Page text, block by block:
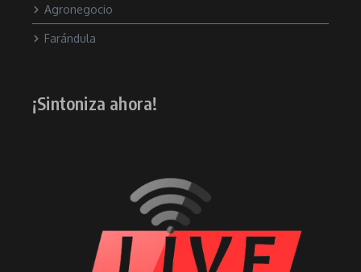
Agronegocio
Farándula
¡Sintoniza ahora!